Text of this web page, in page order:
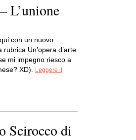
L’unione
con un nuovo
Un’opera d’arte
mi impegno riesco a
XD).
Leggere il
Scirocco di